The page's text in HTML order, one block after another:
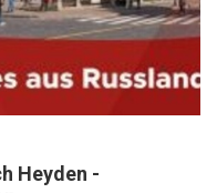
Heyden -